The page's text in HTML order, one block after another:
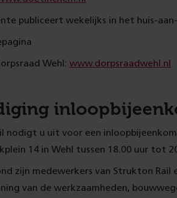
publiceert wekelijks in het huis-
Wehl: www.dorpsraadwehl.nl
nodigt u uit voor een
14 in Wehl tussen 18.00 uur tot
zijn medewerkers van Strukton
van de werkzaamheden,